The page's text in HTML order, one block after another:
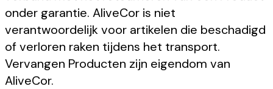
onder garantie. AliveCor is niet
verantwoordelijk voor artikelen die beschadigd
of verloren raken tijdens het transport.
Vervangen Producten zijn eigendom van
AliveCor.